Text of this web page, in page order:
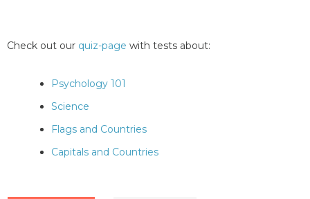
Check out our quiz-page with tests about:
Psychology 101
Science
Flags and Countries
Capitals and Countries